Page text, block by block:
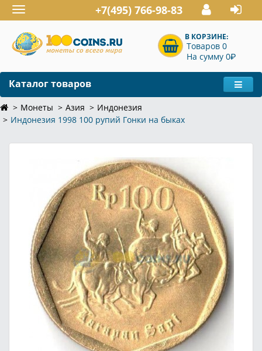
Toggle
navigation
+7(495) 766-98-83
В КОРЗИНЕ:
Товаров 0
На сумму 0P
Каталог товаров
Монеты Азия
Индонезия
Индонезия 1998 100 рупий Гонки на быках